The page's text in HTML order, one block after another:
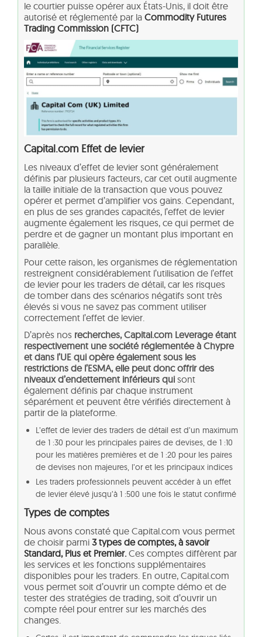
le courtier puisse opérer aux États-Unis, il doit être
autorisé et réglementé par la Commodity Futures
Trading Commission (CFTC)
Capital.com Effet de levier
Les niveaux d’effet de levier sont généralement
définis par plusieurs facteurs, car cet outil augmente
la taille initiale de la transaction que vous pouvez
opérer et permet d’amplifier vos gains. Cependant,
en plus de ses grandes capacités, l’effet de levier
augmente également les risques, ce qui permet de
perdre et de gagner un montant plus important en
parallèle.
Pour cette raison, les organismes de réglementation
restreignent considérablement l’utilisation de l’effet
de levier pour les traders de détail, car les risques
de tomber dans des scénarios négatifs sont très
élevés si vous ne savez pas comment utiliser
correctement l’effet de levier.
D’après nos recherches, Capital.com Leverage étant
respectivement une société réglementée à Chypre
et dans l’UE qui opère également sous les
restrictions de l’ESMA, elle peut donc offrir des
niveaux d’endettement inférieurs qui sont
également définis par chaque instrument
séparément et peuvent être vérifiés directement à
partir de la plateforme.
L’effet de levier des traders de détail est d’un maximum
de 1 :30 pour les principales paires de devises, de 1 :10
pour les matières premières et de 1 :20 pour les paires
de devises non majeures, l’or et les principaux indices
Les traders professionnels peuvent accéder à un effet
de levier élevé jusqu’à 1 :500 une fois le statut confirmé
Types de comptes
Nous avons constaté que Capital.com vous permet
de choisir parmi 3 types de comptes, à savoir
Standard, Plus et Premier. Ces comptes diffèrent par
les services et les fonctions supplémentaires
disponibles pour les traders. En outre, Capital.com
vous permet soit d’ouvrir un compte démo et de
tester des stratégies de trading, soit d’ouvrir un
compte réel pour entrer sur les marchés des
changes.